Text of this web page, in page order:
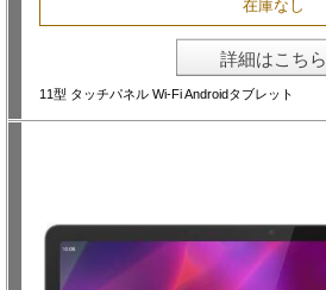
在庫なし
詳細はこちら
11型 タッチパネル Wi-Fi Androidタブレット